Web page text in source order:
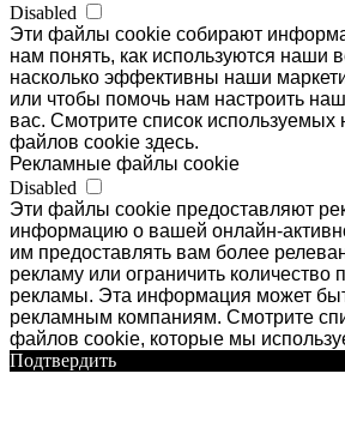
Disabled
Эти файлы cookie собирают
нам понять, как используются наши
насколько эффективны наши
или чтобы помочь нам настроить
вас. Смотрите список используемых
файлов cookie здесь.
Рекламные файлы cookie
Disabled
Эти файлы cookie предоставляют
информацию о вашей онлайн-
им предоставлять вам более
рекламу или ограничить количество
рекламы. Эта информация может
рекламным компаниям. Смотрите
файлов cookie, которые мы
Подтвердить